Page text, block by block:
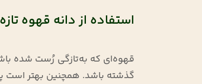
استفاده از دانه قهوه
گذشته باشد. همچنین بهتر است